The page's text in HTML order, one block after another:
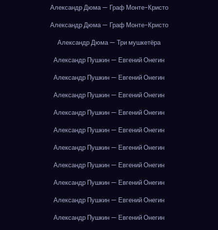
Александр Дюма — Граф Монте-Кристо
Александр Дюма — Граф Монте-Кристо
Александр Дюма — Три мушкетёра
Александр Пушкин — Евгений Онегин
Александр Пушкин — Евгений Онегин
Александр Пушкин — Евгений Онегин
Александр Пушкин — Евгений Онегин
Александр Пушкин — Евгений Онегин
Александр Пушкин — Евгений Онегин
Александр Пушкин — Евгений Онегин
Александр Пушкин — Евгений Онегин
Александр Пушкин — Евгений Онегин
Александр Пушкин — Евгений Онегин